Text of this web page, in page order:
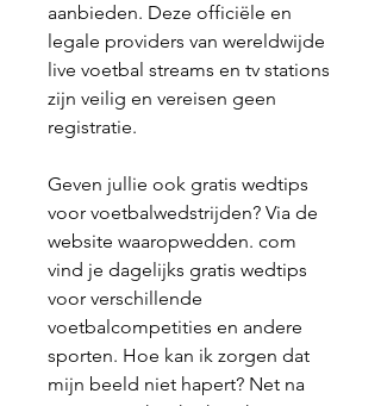
aanbieden. Deze officiële en
legale providers van wereldwijde
live voetbal streams en tv stations
zijn veilig en vereisen geen
registratie.
Geven jullie ook gratis wedtips
voor voetbalwedstrijden? Via de
website waaropwedden. com
vind je dagelijks gratis wedtips
voor verschillende
voetbalcompetities en andere
sporten. Hoe kan ik zorgen dat
mijn beeld niet hapert? Net na